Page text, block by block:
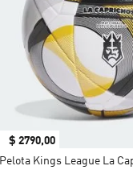
$ 2790,00
Pelota Kings League La